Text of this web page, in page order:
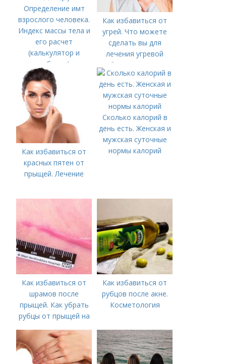
Определение имт
взрослого человека.
Индекс массы тела и
его расчет
(калькулятор и
таблица)
Как избавиться от
угрей. Что можете
сделать вы для
лечения угревой
болезни (акне)
Как избавиться от
красных пятен от
прыщей. Лечение
Сколько калорий в
день есть. Женская и
мужская суточные
нормы калорий
Как избавиться от
шрамов после
прыщей. Как убрать
рубцы от прыщей на
Как избавиться от
рубцов после акне.
Косметология